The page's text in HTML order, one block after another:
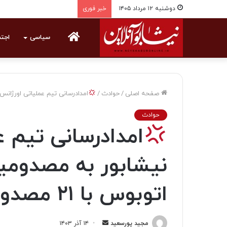
دوشنبه ۱۲ مرداد ۱۴۰۵ خبر فوری
سیاسی
صفحه اصلی /حوادث / امدادرسانی تیم عملیاتی اورژانس ۱۱۵ نیشابور به مصدومین حادثه واژگونی اتوبوس با ۲۱
حوادث
نیشابور به
اتوبوس با ۲۱ مصدوم
مجید پورسعید ۱۴ آذر ۱۴۰۳